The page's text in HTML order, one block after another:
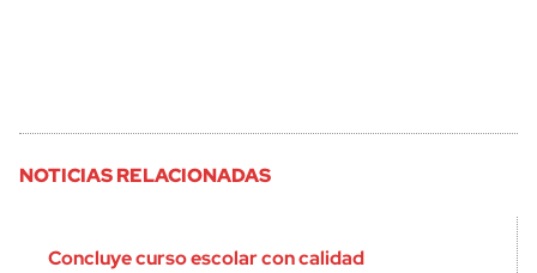
NOTICIAS RELACIONADAS
Concluye curso escolar con calidad